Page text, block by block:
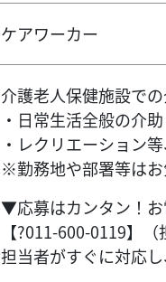
ケアワーカー
介護老人保健施設で
・日常生活全般の介
・レクリエーション
※勤務地や部署等は
▼応募はカンタン！お
【?011-600-0119】
担当者がすぐに対応し